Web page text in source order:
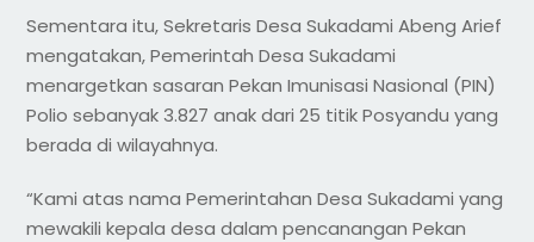
Sementara itu, Sekretaris Desa Sukadami Abeng Arief
mengatakan, Pemerintah Desa Sukadami
menargetkan sasaran Pekan Imunisasi Nasional (PIN)
Polio sebanyak 3.827 anak dari 25 titik Posyandu yang
berada di wilayahnya.
“Kami atas nama Pemerintahan Desa Sukadami yang
mewakili kepala desa dalam pencanangan Pekan